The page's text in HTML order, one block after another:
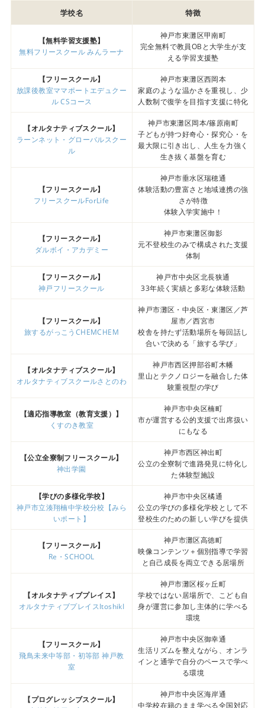
学校名 特徴
【無料学習支援塾】
無料フリースクール みんラーナ
神戸市東灘区甲南町
完全無料で教員OBと大学生が支
える学習支援塾
【フリースクール】
放課後教室ママポートエデュクー
ル CSコース
神戸市東灘区西岡本
家庭のような温かさを重視し、少
人数制で復学を目指す支援に特化
【オルタナティブスクール】
ラーンネット・グローバルスクー
ル
神戸市東灘区岡本/篠原南町
子どもが持つ好奇心・探究心・を
最大限に引き出し、人生を力強く
生き抜く基盤を育む
【フリースクール】
フリースクールForLife
神戸市垂水区瑞穂通
体験活動の豊富さと地域連携の強
さが特徴
体験入学実施中！
【フリースクール】
ダルボイ・アカデミー
神戸市東灘区御影
元不登校生のみで構成された支援
体制
【フリースクール】
神戸フリースクール
神戸市中央区北長狭通
33年続く実績と多彩な体験活動
【フリースクール】
旅するがっこうCHEMCHEM
神戸市灘区・中央区・東灘区／芦
屋市／西宮市
校舎を持たず活動場所を毎回話し
合いで決める「旅する学び」
【オルタナティブスクール】
オルタナティブスクールさとのわ
神戸市西区押部谷町木幡
里山とテクノロジーを融合した体
験重視型の学び
【適応指導教室（教育支援）】
くすのき教室
神戸市中央区楠町
市が運営する公的支援で出席扱い
にもなる
【公立全寮制フリースクール】
神出学園
神戸市西区神出町
公立の全寮制で進路発見に特化し
た体験型施設
【学びの多様化学校】
神戸市立湊翔楠中学校分校【みら
いポート】
神戸市中央区橘通
公立の学びの多様化学校として不
登校生のための新しい学びを提供
【フリースクール】
Re・SCHOOL
神戸市灘区高徳町
映像コンテンツ＋個別指導で学習
と自己成長を両立できる居場所
【オルタナティブプレイス】
オルタナティブプレイスItoshikI
神戸市灘区桜ヶ丘町
学校ではない居場所で、こども自
身が運営に参加し主体的に学べる
環境
【フリースクール】
飛鳥未来中等部・初等部 神戸教
室
神戸市中央区御幸通
生活リズムを整えながら、オンラ
インと通学で自分のペースで学べ
る環境
【プログレッシブスクール】
神戸市中央区海岸通
中学校在籍のまま学べる全国対応